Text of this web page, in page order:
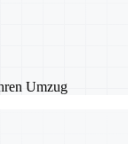
Umzug